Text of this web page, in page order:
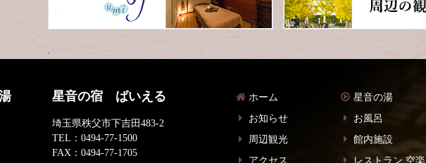
星音の宿 ばいえる
埼玉県秩父市下吉田483-2
TEL：0494-77-1500
FAX：0494-77-1705
ホーム
お知らせ
周辺観光
アクセス
星音の湯
お風呂
館内施設
レストラン 空楽